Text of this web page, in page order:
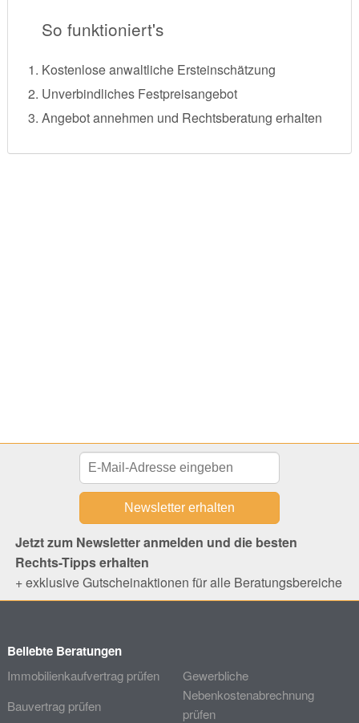
So funktioniert's
Kostenlose anwaltliche Ersteinschätzung
Unverbindliches Festpreisangebot
Angebot annehmen und Rechtsberatung erhalten
Jetzt zum Newsletter anmelden und die besten
Rechts-Tipps erhalten
+ exklusive Gutscheinaktionen für alle Beratungsbereiche
Beliebte Beratungen
Immobilienkaufvertrag prüfen
Bauvertrag prüfen
Gewerbliche
Nebenkostenabrechnung
prüfen